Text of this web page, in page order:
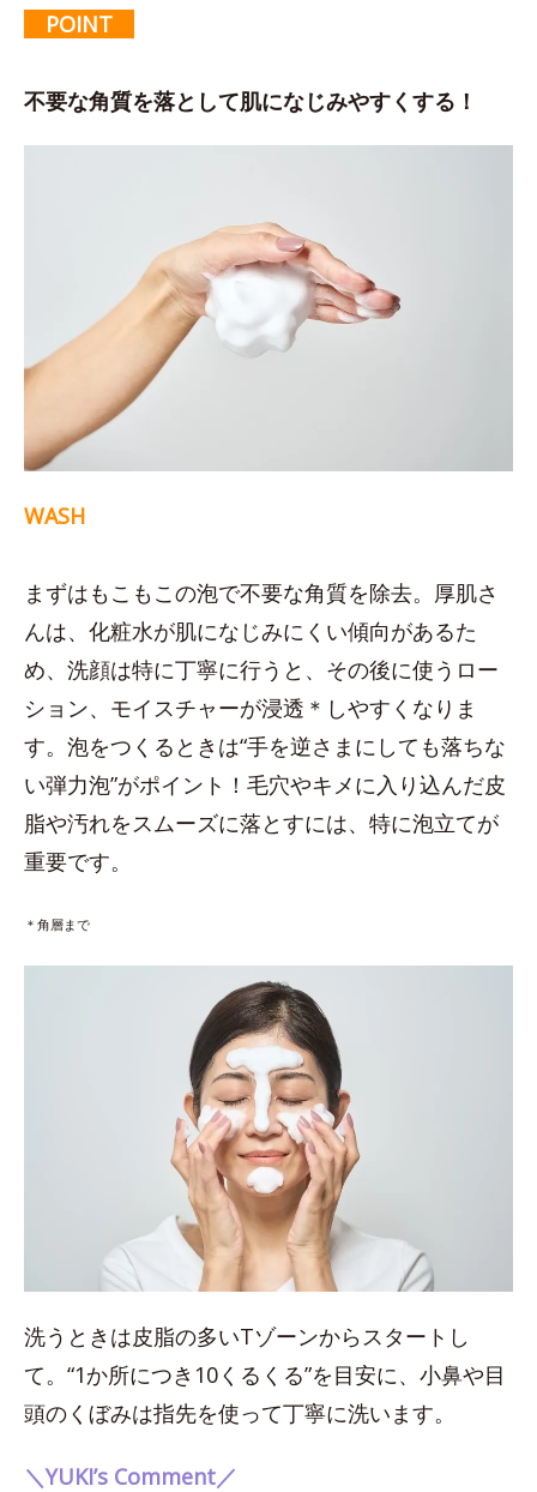
POINT
不要な角質を落として肌になじみやすくする！
WASH
まずはもこもこの泡で不要な角質を除去。厚肌さ
んは、化粧水が肌になじみにくい傾向があるた
め、洗顔は特に丁寧に行うと、その後に使うロー
ション、モイスチャーが浸透＊しやすくなりま
す。泡をつくるときは“手を逆さまにしても落ちな
い弾力泡”がポイント！毛穴やキメに入り込んだ皮
脂や汚れをスムーズに落とすには、特に泡立てが
重要です。
＊角層まで
洗うときは皮脂の多いTゾーンからスタートし
て。“1か所につき10くるくる”を目安に、小鼻や目
頭のくぼみは指先を使って丁寧に洗います。
＼YUKI’s Comment／